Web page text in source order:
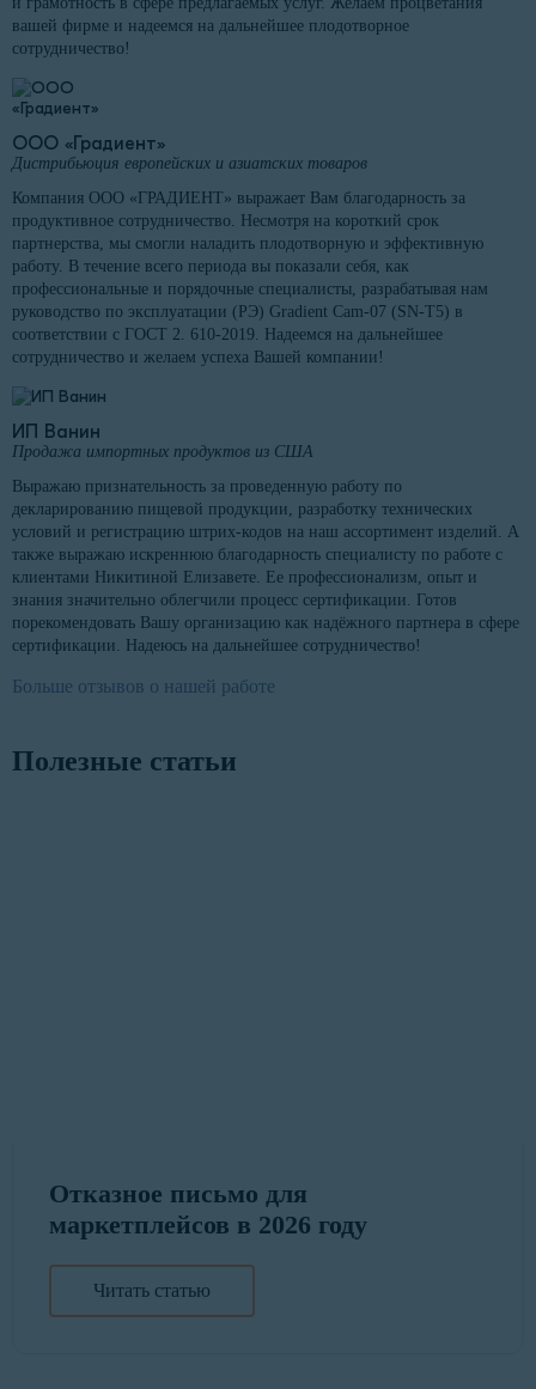
вашей фирме и надеемся на дальнейшее плодотворное
сотрудничество!
ООО «Градиент»
Дистрибьюция европейских и азиатских товаров
Компания ООО «ГРАДИЕНТ» выражает Вам благодарность за
продуктивное сотрудничество. Несмотря на короткий срок
партнерства, мы смогли наладить плодотворную и эффективную
работу. В течение всего периода вы показали себя, как
профессиональные и порядочные специалисты, разрабатывая нам
руководство по эксплуатации (РЭ) Gradient Cam-07 (SN-T5) в
соответствии с ГОСТ 2. 610-2019. Надеемся на дальнейшее
сотрудничество и желаем успеха Вашей компании!
ИП Ванин
Продажа импортных продуктов из США
Выражаю признательность за проведенную работу по
декларированию пищевой продукции, разработку технических
условий и регистрацию штрих-кодов на наш ассортимент изделий. А
также выражаю искреннюю благодарность специалисту по работе с
клиентами Никитиной Елизавете. Ее профессионализм, опыт и
знания значительно облегчили процесс сертификации. Готов
порекомендовать Вашу организацию как надёжного партнера в сфере
сертификации. Надеюсь на дальнейшее сотрудничество!
Больше отзывов о нашей работе
Полезные статьи
Отказное письмо для
маркетплейсов в 2026 году
Читать статью